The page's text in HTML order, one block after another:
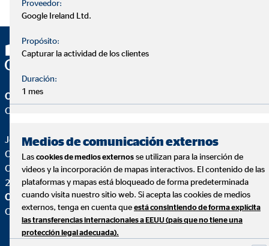
OVB Allfinanz España S.A.
Oficina | Madrid
Jorge Armesto Cofán
Coordinador de Zona para OVB
C. López de Hoyos, 327 2º 2ª
28033 Madrid
OVB Allfinanz España S.A.
Oficina |
Proveedor:
Google Ireland Ltd.
Propósito:
Capturar la actividad de los clientes
Duración:
1 mes
Medios de comunicación externos
Las cookies de medios externos se utilizan para la inserción de
videos y la incorporación de mapas interactivos. El contenido de las
plataformas y mapas está bloqueado de forma predeterminada
cuando visita nuestro sitio web. Si acepta las cookies de medios
externos, tenga en cuenta que está consintiendo de forma explícita
las transferencias internacionales a EEUU (país que no tiene una
protección legal adecuada).